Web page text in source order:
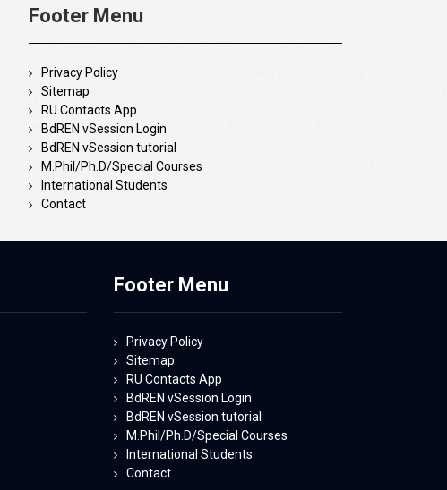
Footer Menu
Privacy Policy
Sitemap
RU Contacts App
BdREN vSession Login
BdREN vSession tutorial
M.Phil/Ph.D/Special Courses
International Students
Contact
Footer Menu
Privacy Policy
Sitemap
RU Contacts App
BdREN vSession Login
BdREN vSession tutorial
M.Phil/Ph.D/Special Courses
International Students
Contact